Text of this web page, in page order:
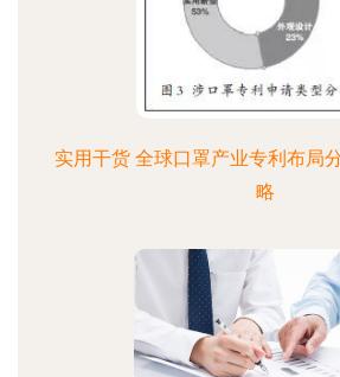
实用干货 全球口罩产业专利布局
略